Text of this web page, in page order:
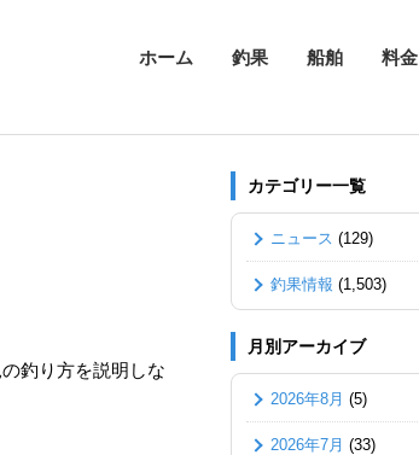
ホーム 釣果 船舶 料金
釣り方を説明しな
カテゴリー一覧
ニュース (129)
釣果情報 (1,503)
月別アーカイブ
2026年8月 (5)
2026年7月 (33)